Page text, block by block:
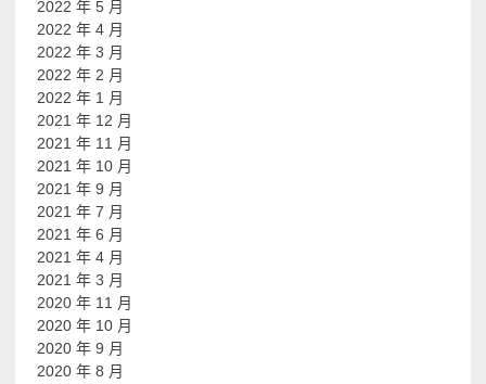
2022 年 5 月
2022 年 4 月
2022 年 3 月
2022 年 2 月
2022 年 1 月
2021 年 12 月
2021 年 11 月
2021 年 10 月
2021 年 9 月
2021 年 7 月
2021 年 6 月
2021 年 4 月
2021 年 3 月
2020 年 11 月
2020 年 10 月
2020 年 9 月
2020 年 8 月